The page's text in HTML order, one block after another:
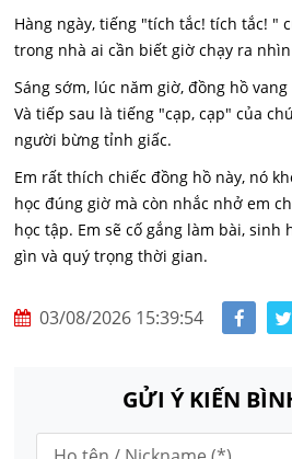
Hàng ngày, tiếng "tích tắc! tích tắc! "
trong nhà ai cần biết giờ chạy ra
Sáng sớm, lúc năm giờ, đồng hồ
Và tiếp sau là tiếng "cạp, cạp" của
người bừng tỉnh giấc.
Em rất thích chiếc đồng hồ này, nó
học đúng giờ mà còn nhắc nhở em
học tập. Em sẽ cố gắng làm bài,
gìn và quý trọng thời gian.
03/08/2026 15:39:54
GỬI Ý KIẾN